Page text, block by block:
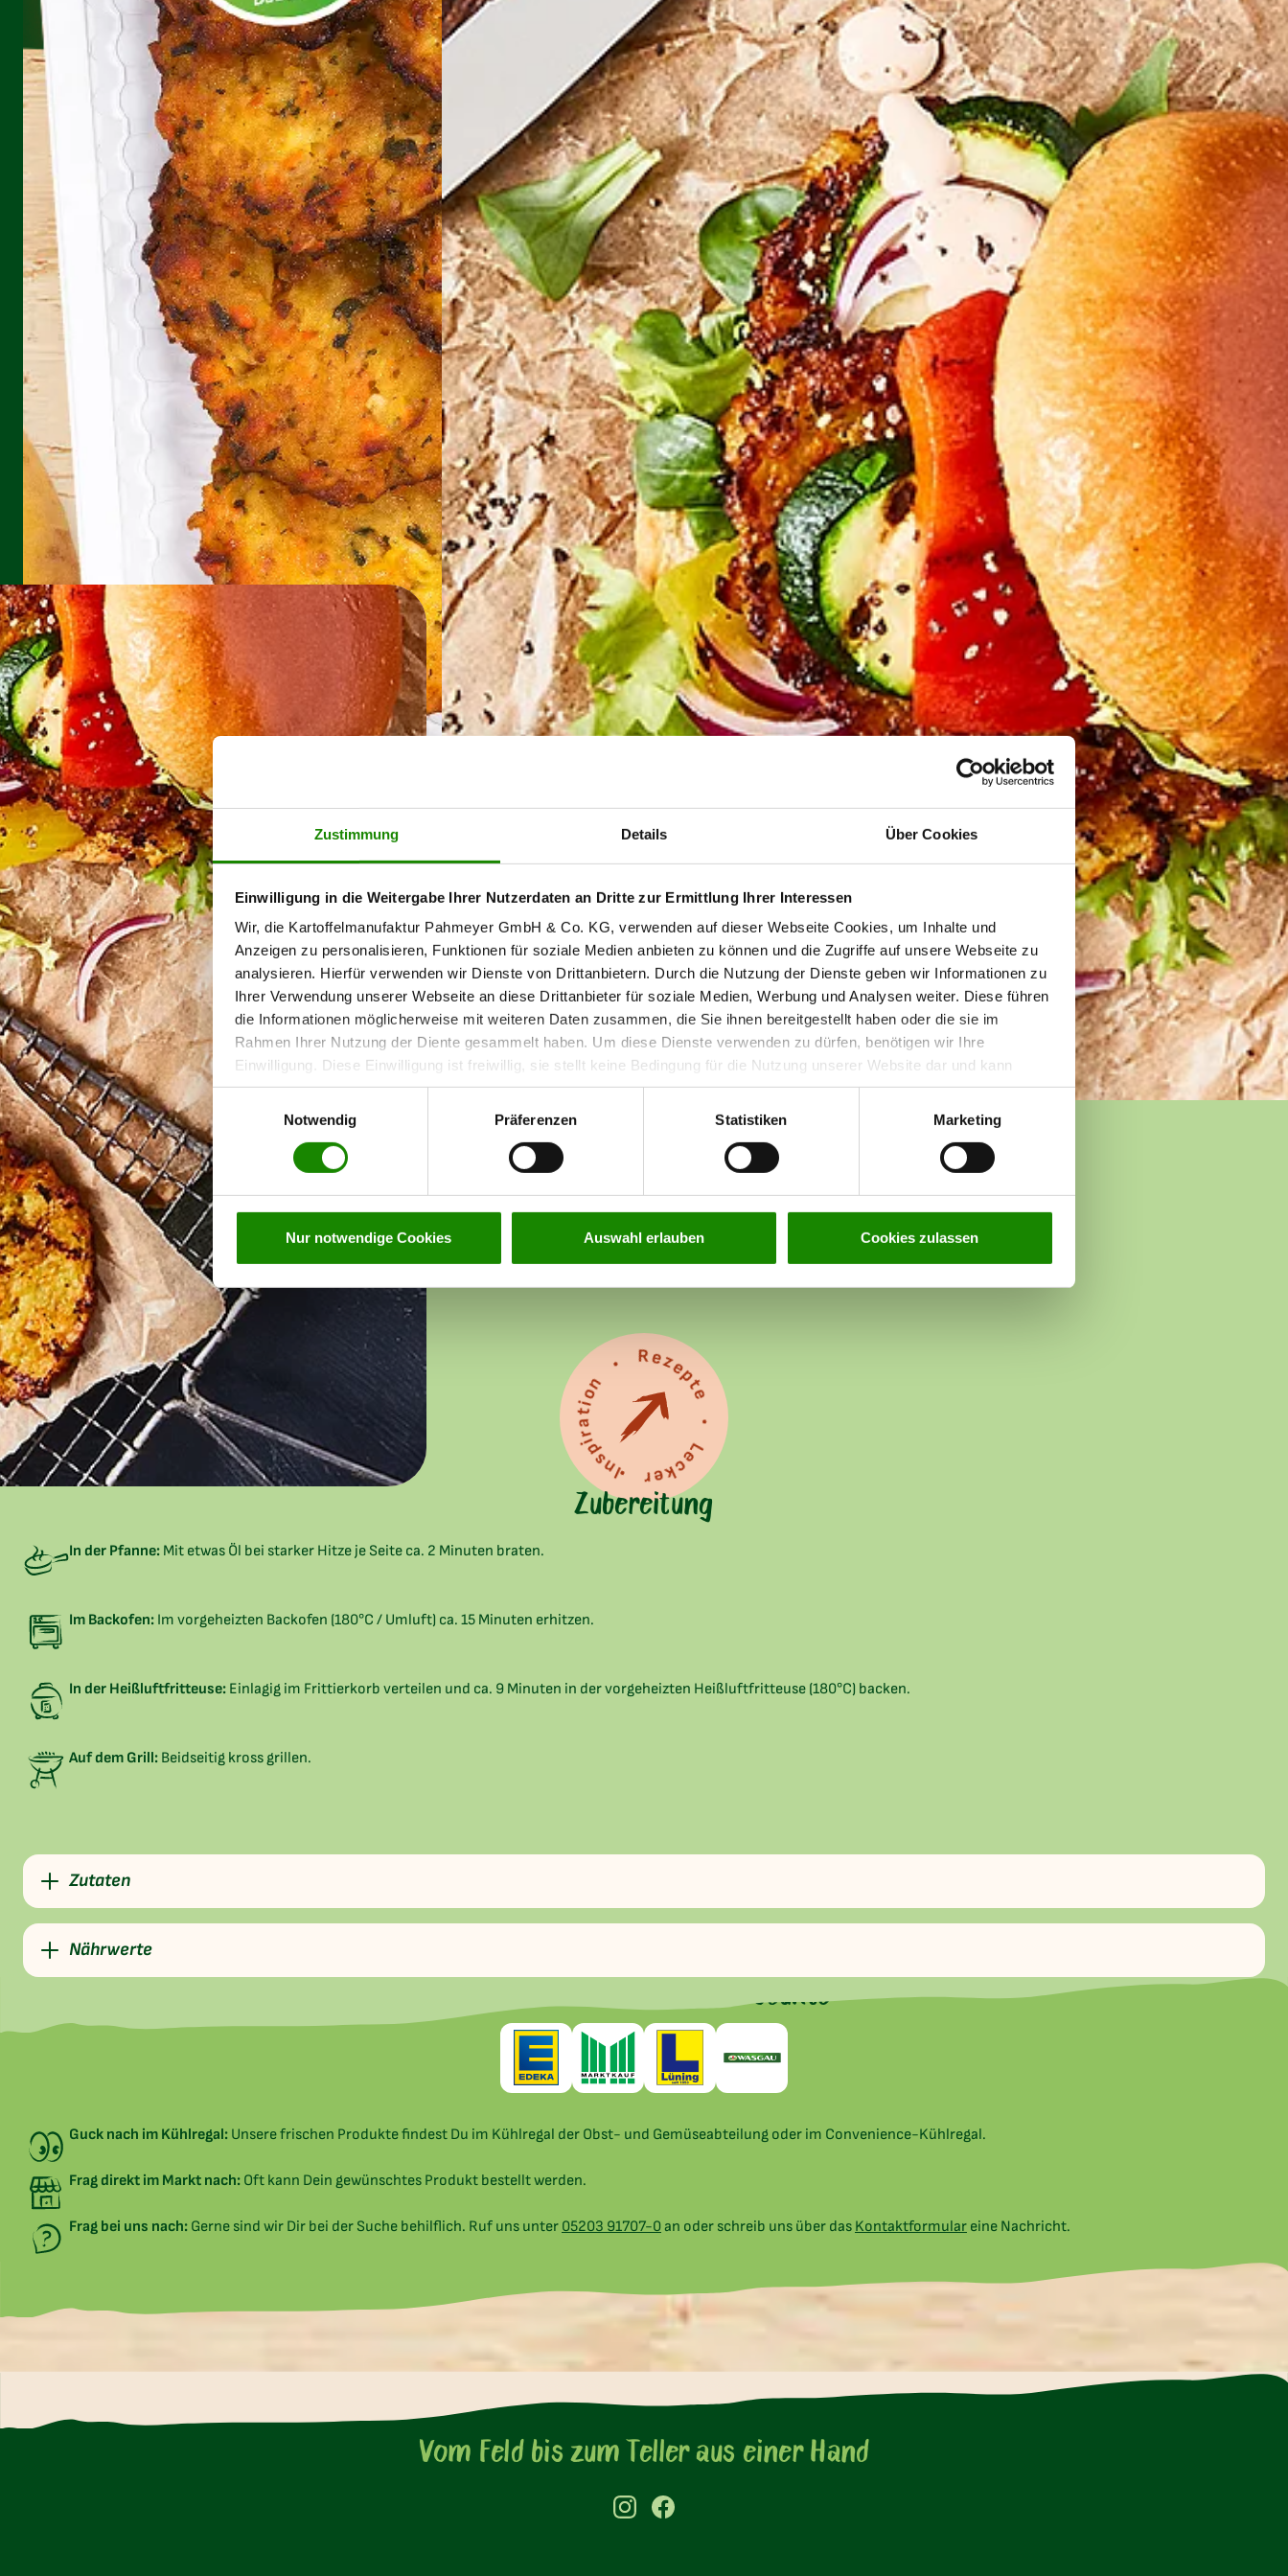
Zustimmung Details Über Cookies
Einwilligung in die Weitergabe Ihrer Nutzerdaten an Dritte zur Ermittlung Ihrer Interessen
Wir, die Kartoffelmanufaktur Pahmeyer GmbH & Co. KG, verwenden auf dieser Webseite Cookies, um Inhalte und
Anzeigen zu personalisieren, Funktionen für soziale Medien anbieten zu können und die Zugriffe auf unsere Webseite zu
analysieren. Hierfür verwenden wir Dienste von Drittanbietern. Durch die Nutzung der Dienste geben wir Informationen zu
Ihrer Verwendung unserer Webseite an diese Drittanbieter für soziale Medien, Werbung und Analysen weiter. Diese führen
die Informationen möglicherweise mit weiteren Daten zusammen, die Sie ihnen bereitgestellt haben oder die sie im
Rahmen Ihrer Nutzung der Diente gesammelt haben. Um diese Dienste verwenden zu dürfen, benötigen wir Ihre
Einwilligung. Diese Einwilligung ist freiwillig, sie stellt keine Bedingung für die Nutzung unserer Website dar und kann
jederzeit widerrufen werden, indem Sie die Einstellungenhieranpassen. Weitere Informationen zur Verarbeitung Ihrer
personenbezogenen Daten auf unserer Webseite finden Sie in unserer
Datenschutzerklärung
Notwendig
Präferenzen Statistiken Marketing
Nur notwendige Cookies Auswahl erlauben Cookies zulassen
Inspiration • Rezepte • Lecker •
Zubereitung
In der Pfanne: Mit etwas Öl bei starker Hitze je Seite ca. 2 Minuten braten.
Im Backofen: Im vorgeheizten Backofen (180°C / Umluft) ca. 15 Minuten erhitzen.
In der Heißluftfritteuse: Einlagig im Frittierkorb verteilen und ca. 9 Minuten in der vorgeheizten Heißluftfritteuse (180°C) backen.
Auf dem Grill: Beidseitig kross grillen.
Zutaten
Nährwerte
Hier findest Du unsere Produkte
Guck nach im Kühlregal: Unsere frischen Produkte findest Du im Kühlregal der Obst- und Gemüseabteilung oder im Convenience-Kühlregal.
Frag direkt im Markt nach: Oft kann Dein gewünschtes Produkt bestellt werden.
Frag bei uns nach: Gerne sind wir Dir bei der Suche behilflich. Ruf uns unter 05203 91707-0an oder schreib uns über das Kontaktformular eine Nachricht.
Unsere Lieblings-Produkte
Vom Feld bis zum Teller aus einer Hand